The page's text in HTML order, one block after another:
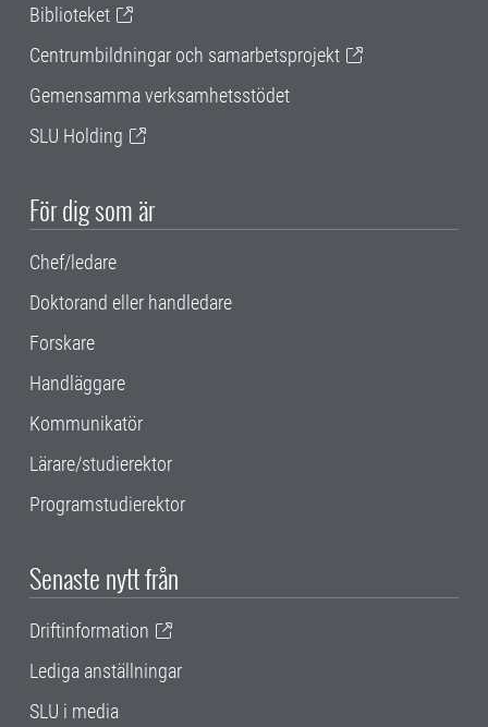
Biblioteket
Centrumbildningar och samarbetsprojekt
Gemensamma verksamhetsstödet
SLU Holding
För dig som är
Chef/ledare
Doktorand eller handledare
Forskare
Handläggare
Kommunikatör
Lärare/studierektor
Programstudierektor
Senaste nytt från
Driftinformation
Lediga anställningar
SLU i media